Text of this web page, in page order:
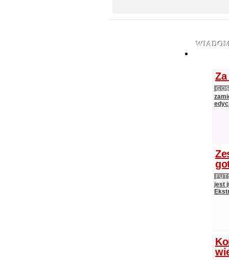
jest